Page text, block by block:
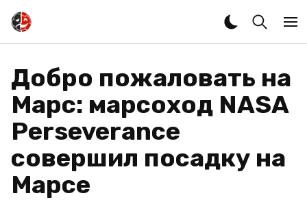
Добро пожаловать на
Марс: марсоход NASA
Perseverance
совершил посадку на
Марсе